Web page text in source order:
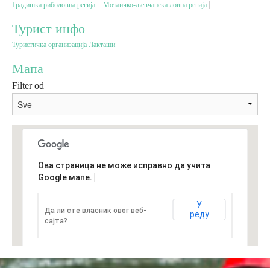
Сеоски туризам
Дестинације
Списак дестинација
Манифестације
Мултимедија
Градишка риболовна регија Мотаичко-љевчанска ловна регија
Турист инфо
Туристичка организација Лакташи
Мапа
Filter od
Ова страница не може исправно да учита
Google мапе.
Да ли сте власник овог веб-
сајта?
У
реду